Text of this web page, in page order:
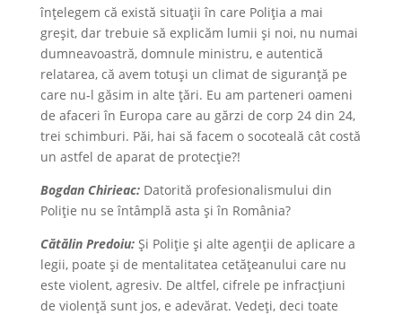
înțelegem că există situații în care Poliția a mai
greșit, dar trebuie să explicăm lumii și noi, nu numai
dumneavoastră, domnule ministru, e autentică
relatarea, că avem totuși un climat de siguranță pe
care nu-l găsim in alte ţări. Eu am parteneri oameni
de afaceri în Europa care au gărzi de corp 24 din 24,
trei schimburi. Păi, hai să facem o socoteală cât costă
un astfel de aparat de protecție?!
Bogdan Chirieac:Datorită profesionalismului din
Poliție nu se întâmplă asta și în România?
Cătălin Predoiu:Și Poliţie şi alte agenții de aplicare a
legii, poate și de mentalitatea cetățeanului care nu
este violent, agresiv. De altfel, cifrele pe infracțiuni
de violență sunt jos, e adevărat. Vedeți, deci toate